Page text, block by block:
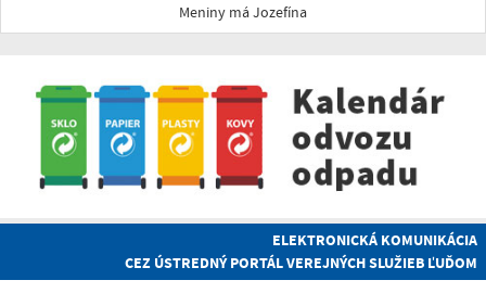
Meniny má Jozefína
ELEKTRONICKÁ KOMUNIKÁCIA
CEZ ÚSTREDNÝ PORTÁL VEREJNÝCH SLUŽIEB ĽUĎOM